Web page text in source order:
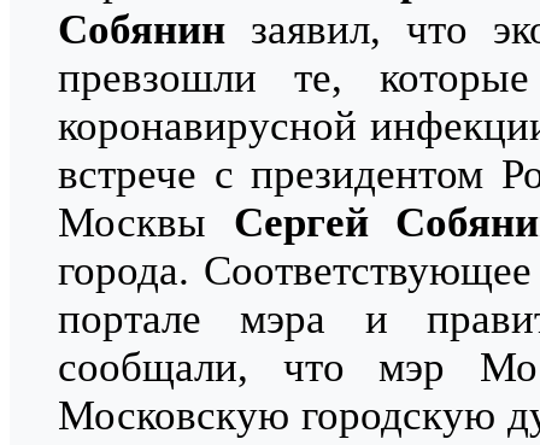
Собянин заявил, что
превзошли те,
коронавирусной
встрече с президентом
Москвы Сергей
города.
портале мэра и
сообщали, что мэр
Московскую городскую